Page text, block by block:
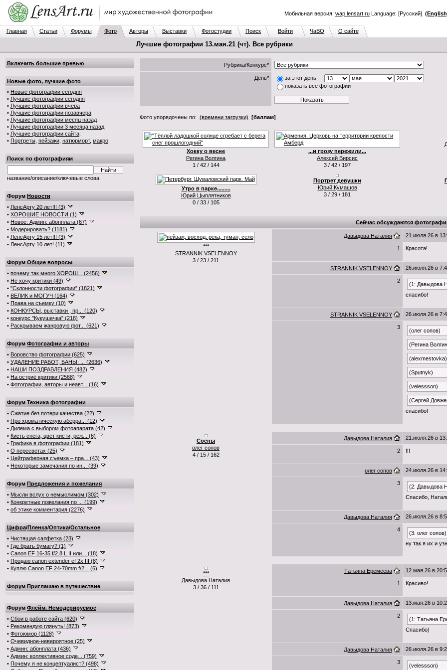
Мобильная версия: wap.lensart.ru Language: [Русский]
Главная Статьи Форумы Фото Авторы Выставки Фотостудии Поиск Войти ЧаВО О сайте
Лучшие фотографии 13.мая.21 (чт). Все рубрики
Включить большие превью
Новые фото, лучшие фото
• Новые фотографии сегодня
• Лучшие фотографии сегодня
• Лучшие фотографии вчера
• Лучшие фотографии позавчера
• Лучшие фотографии месяц назад
• Лучшие фотографии 3 месяца назад
• Лучшие фотографии сайта:
• Портреты пейзажи натюрморт, макро
Поиск по фотографиям
название/описание/ключевые слова
Форум Новости
• ЛенсАрту 20 лет!!! (3)
• ХОРОШИЕ НОВОСТИ (1)
• Новое: Админ: абонплата (67)
• Модерировать? (1181)
• ЛенсАрту 15 лет!!! (3)
• ЛенсАрту 10 лет! (11)
Форум Общие вопросы
• почему так много ХОРОШ... (2456)
• Не хочу критики (49)
• "Склонности фотографии" (1821)
• ВЕЛИК и МОГУЧ (164)
• Права на съемку (10)
• КОНКУРСЫ, выставки , пр... (120)
• конкурс "Кукушечка" (218)
• Раскрываем жанровую фот... (621)
Форум Фотографии и авторы
• Воровство фотографии (625)
• УДАЛЕНИЕ РАБОТ, БАНЫ: ... (2636)
• НАШИ ПОЗДРАВЛЕНИЯ (482)
• На остриё критики (2568)
• Фотографии, авторы и неавт... (16)
Форум Техника фотографии
• Сжатие без потери качества (22)
• Про хроматическую аберра... (12)
• Дилема с выбором фотоапарата (42)
• Кисть снега, цвет кисти, реж... (6)
• Графика в фотографии (181)
• О пересветах (25)
• Цейтраферная съемка – пра... (43)
• Некоторые замечания по ин... (39)
Форум Предложения и пожелания
• Мысли вслух о немыслимом (302)
• Конкретные пожелания по ... (199)
• об этике комментария (2276)
Цифра/Пленка/Оптика/Остальное
• Чистящая салфетка (23)
• Где брать бумагу? (1)
• Canon EF 16-35 f/2.8 L II или... (18)
• Продаю canon extender ef 2x III (8)
• Куплю Canon EF 24-70mm f/2... (6)
Форум Приглашаю в путешествие
Форум Флейм. Немодерируемое
• Сбои в работе сайта (620)
• Рекомендую глянуть! (873)
• Фотоюмор (1128)
• Очевидное-невероятное (25)
• Админ: абонплата (436)
• Админ: коллективное соде... (759)
• Почему я не концептуалист? (498)
Рубрика/Конкурс*
День*
за этот день
показать все фотографии
Фото упорядочены по: (времени загрузки) [баллам]
Хокку о весне
Регина Волгина
1 / 42 / 144
...и грозу пережили...
Алексей Вирсис
3 / 42 / 197
Утро в парке.........
Юрий Цыплятников
0 / 33 / 105
Портрет девушки
Юрий Кумашов
3 / 29 / 181
Сейчас обсуждаются
***
STRANNIK VSELENNOY
3 / 23 / 211
Давыдова Наталия 21.июля.26 в
1 Красота!
STRANNIK VSELENNOY 26.июля.26 в
2
(1: Давыдова
спасибо!
STRANNIK VSELENNOY 26.июля.26 в
3
(олег сопов)
(Регина
(alexmestovka)
(Sputnyk)
(velessson)
(Сергей
спасибо!
Сосны
олег сопов
4 / 15 / 162
Давыдова Наталия 21.июля.26 в
2 !!!
олег сопов 24.июля.26 в
3
(2: Давыдова
Спасибо,
Давыдова Наталия 26.июля.26 в
4
(3: олег сопов)
ну так я их и
***
Давыдова Наталия
3 / 36 / 111
Татьяна Еремеева 12.мая.26 в
1 Красиво!
Давыдова Наталия 13.мая.26 в
2
(1: Татьяна
Спасибо)
Давыдова Наталия 26.июля.26 в
3
(velessson)